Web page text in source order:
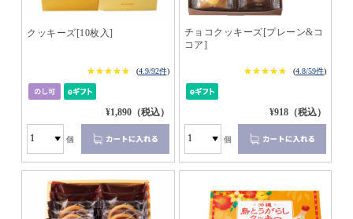
クッキーズ[10枚入]
★★★★★
★★★★★ (4.9/92件)
¥1,890（税込）
個
チョコクッキーズ[プレーン&コ
コア]
★★★★★
★★★★★ (4.8/59件)
¥918（税込）
個